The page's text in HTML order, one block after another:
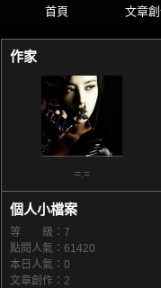
首頁 文章
作家
=.=
個人小檔案
等 級：7
點閱人氣：61420
本日人氣：0
文章創作：2